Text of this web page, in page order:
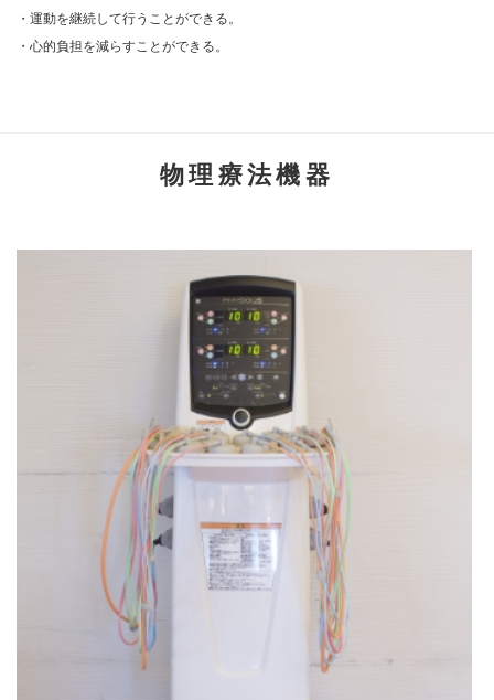
・運動を継続して行うことができる。
・心的負担を減らすことができる。
物理療法機器